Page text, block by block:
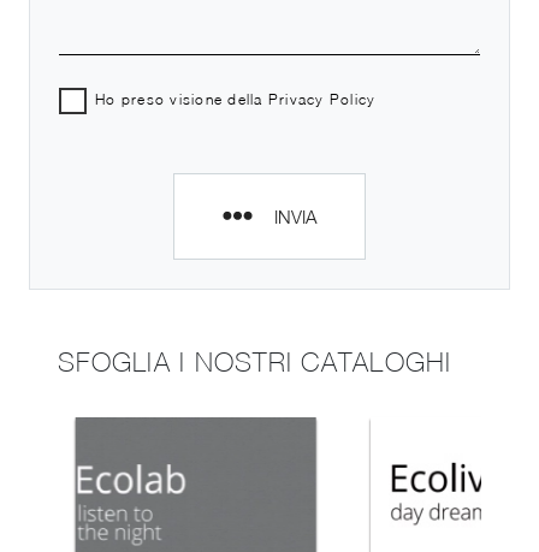
Ho preso visione della Privacy Policy
INVIA
SFOGLIA I NOSTRI CATALOGHI